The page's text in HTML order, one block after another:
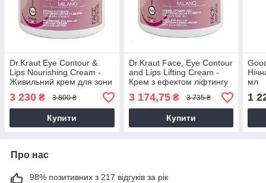
Dr.Kraut Eye Contour &
Lips Nourishing Cream -
Живильний крем для зони
очей і губ з маслом Ши,
500 мл
3 230 ₴ 3 800 ₴
Купити
Dr.Kraut Face, Eye Contour
and Lips Lifting Cream -
Крем з ефектом ліфтингу
обличчя, очей і губ, 500
мл
3 174,75₴ 3 735 ₴
Купити
мл
1
Про нас
98% позитивних з 217 відгуків за рік